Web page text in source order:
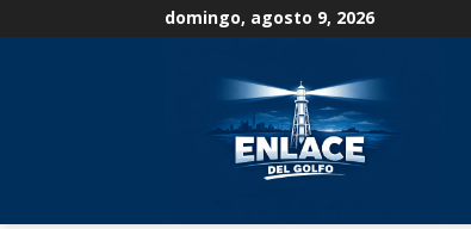
domingo, agosto 9, 2026